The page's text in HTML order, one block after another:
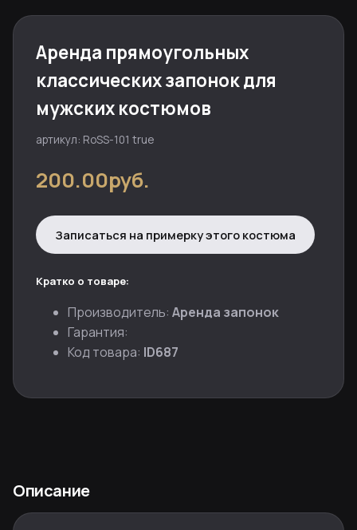
Аренда прямоугольных
классических запонок для
мужских костюмов
артикул: RoSS-101 true
200.00руб.
Записаться на примерку этого костюма
Кратко о товаре:
Производитель: Аренда запонок
Гарантия:
Код товара: ID687
Описание